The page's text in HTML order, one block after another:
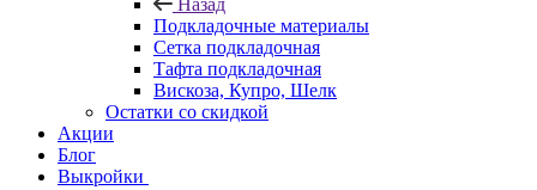
Назад
Подкладочные материалы
Сетка подкладочная
Тафта подкладочная
Вискоза, Купро, Шелк
Остатки со скидкой
Акции
Блог
Выкройки